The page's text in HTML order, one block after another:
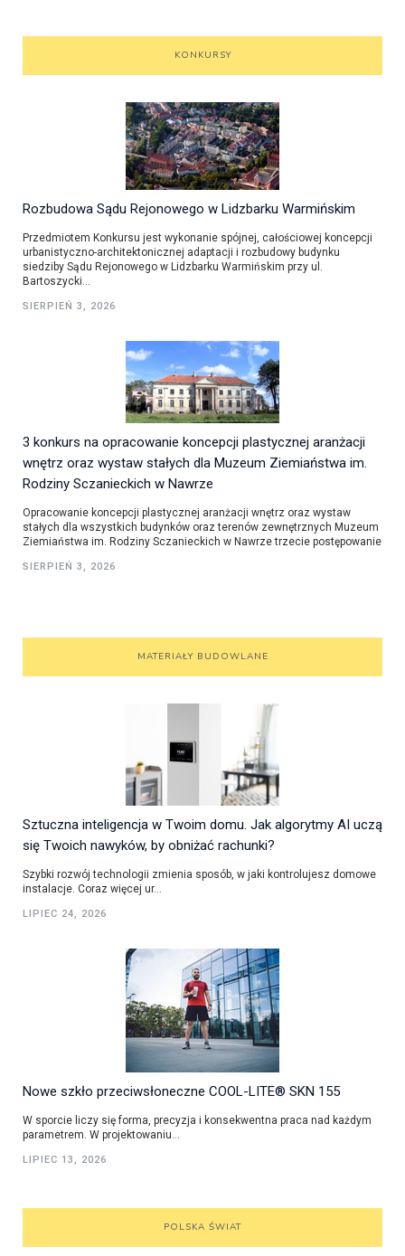
KONKURSY
Rozbudowa Sądu Rejonowego w Lidzbarku Warmińskim
Przedmiotem Konkursu jest wykonanie spójnej, całościowej koncepcji
urbanistyczno-architektonicznej adaptacji i rozbudowy budynku
siedziby Sądu Rejonowego w Lidzbarku Warmińskim przy ul.
Bartoszycki...
SIERPIEŃ 3, 2026
3 konkurs na opracowanie koncepcji plastycznej aranżacji
wnętrz oraz wystaw stałych dla Muzeum Ziemiaństwa im.
Rodziny Sczanieckich w Nawrze
Opracowanie koncepcji plastycznej aranżacji wnętrz oraz wystaw
stałych dla wszystkich budynków oraz terenów zewnętrznych Muzeum
Ziemiaństwa im. Rodziny Sczanieckich w Nawrze trzecie postępowanie
SIERPIEŃ 3, 2026
MATERIAŁY BUDOWLANE
Sztuczna inteligencja w Twoim domu. Jak algorytmy AI uczą
się Twoich nawyków, by obniżać rachunki?
Szybki rozwój technologii zmienia sposób, w jaki kontrolujesz domowe
instalacje. Coraz więcej ur...
LIPIEC 24, 2026
Nowe szkło przeciwsłoneczne COOL-LITE® SKN 155
W sporcie liczy się forma, precyzja i konsekwentna praca nad każdym
parametrem. W projektowaniu...
LIPIEC 13, 2026
POLSKA ŚWIAT